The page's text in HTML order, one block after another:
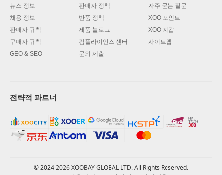
뉴스 정보
채용 정보
판매자 규칙
구매자 규칙
GEO & SEO
판매자 정책
반품 정책
제품 블로그
컴플라이언스 센터
문의 제출
자주 묻는 질문
XOO 포인트
XOO 지갑
사이트맵
전략적 파트너
© 2024-2026 XOOBAY GLOBAL LTD. All Rights Reserved.